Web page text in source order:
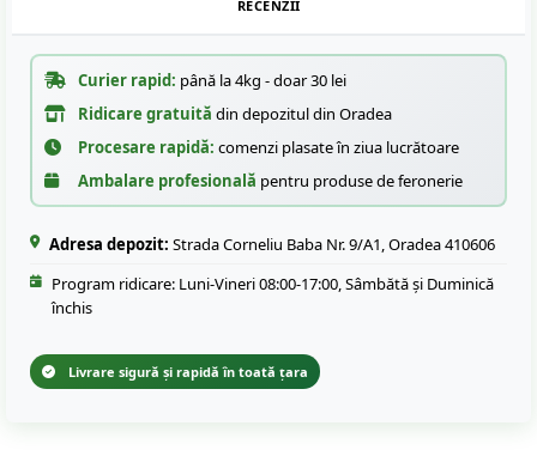
RECENZII
Curier rapid: până la 4kg - doar 30 lei
Ridicare gratuită din depozitul din Oradea
Procesare rapidă: comenzi plasate în ziua lucrătoare
Ambalare profesională pentru produse de feronerie
Adresa depozit: Strada Corneliu Baba Nr. 9/A1, Oradea 410606
Program ridicare: Luni-Vineri 08:00-17:00, Sâmbătă și Duminică
închis
Livrare sigură și rapidă în toată țara